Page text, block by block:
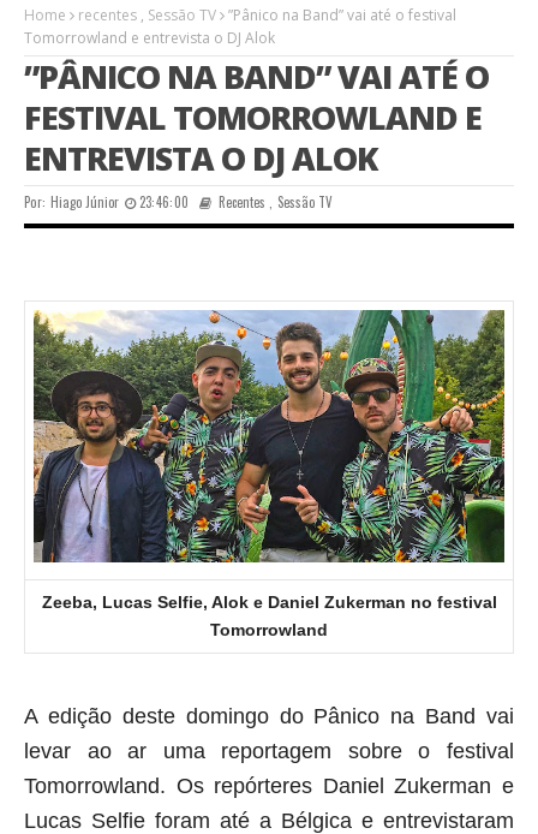
Home recentes , Sessão TV ”Pânico na Band” vai até o festival
Tomorrowland e entrevista o DJ Alok
”PÂNICO NA BAND” VAI ATÉ O
FESTIVAL TOMORROWLAND E
ENTREVISTA O DJ ALOK
Por: Hiago Júnior 23:46:00 Recentes Sessão TV
Zeeba, Lucas Selfie, Alok e Daniel Zukerman no festival
Tomorrowland
A edição deste domingo do Pânico na Band vai
levar ao ar uma reportagem sobre o festival
Tomorrowland. Os repórteres Daniel Zukerman e
Lucas Selfie foram até a Bélgica e entrevistaram